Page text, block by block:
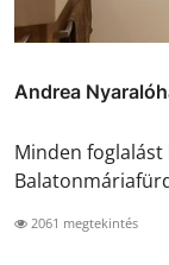
Andrea
Minden
2061 megtekintés